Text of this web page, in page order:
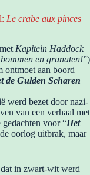
Le crabe aux pinces
Kapitein Haddock
en granaten!”)
ontmoet aan boord
de Gulden Scharen
werd bezet door nazi-
van een verhaal met
voor “Het
oorlog uitbrak, maar
in zwart-wit werd